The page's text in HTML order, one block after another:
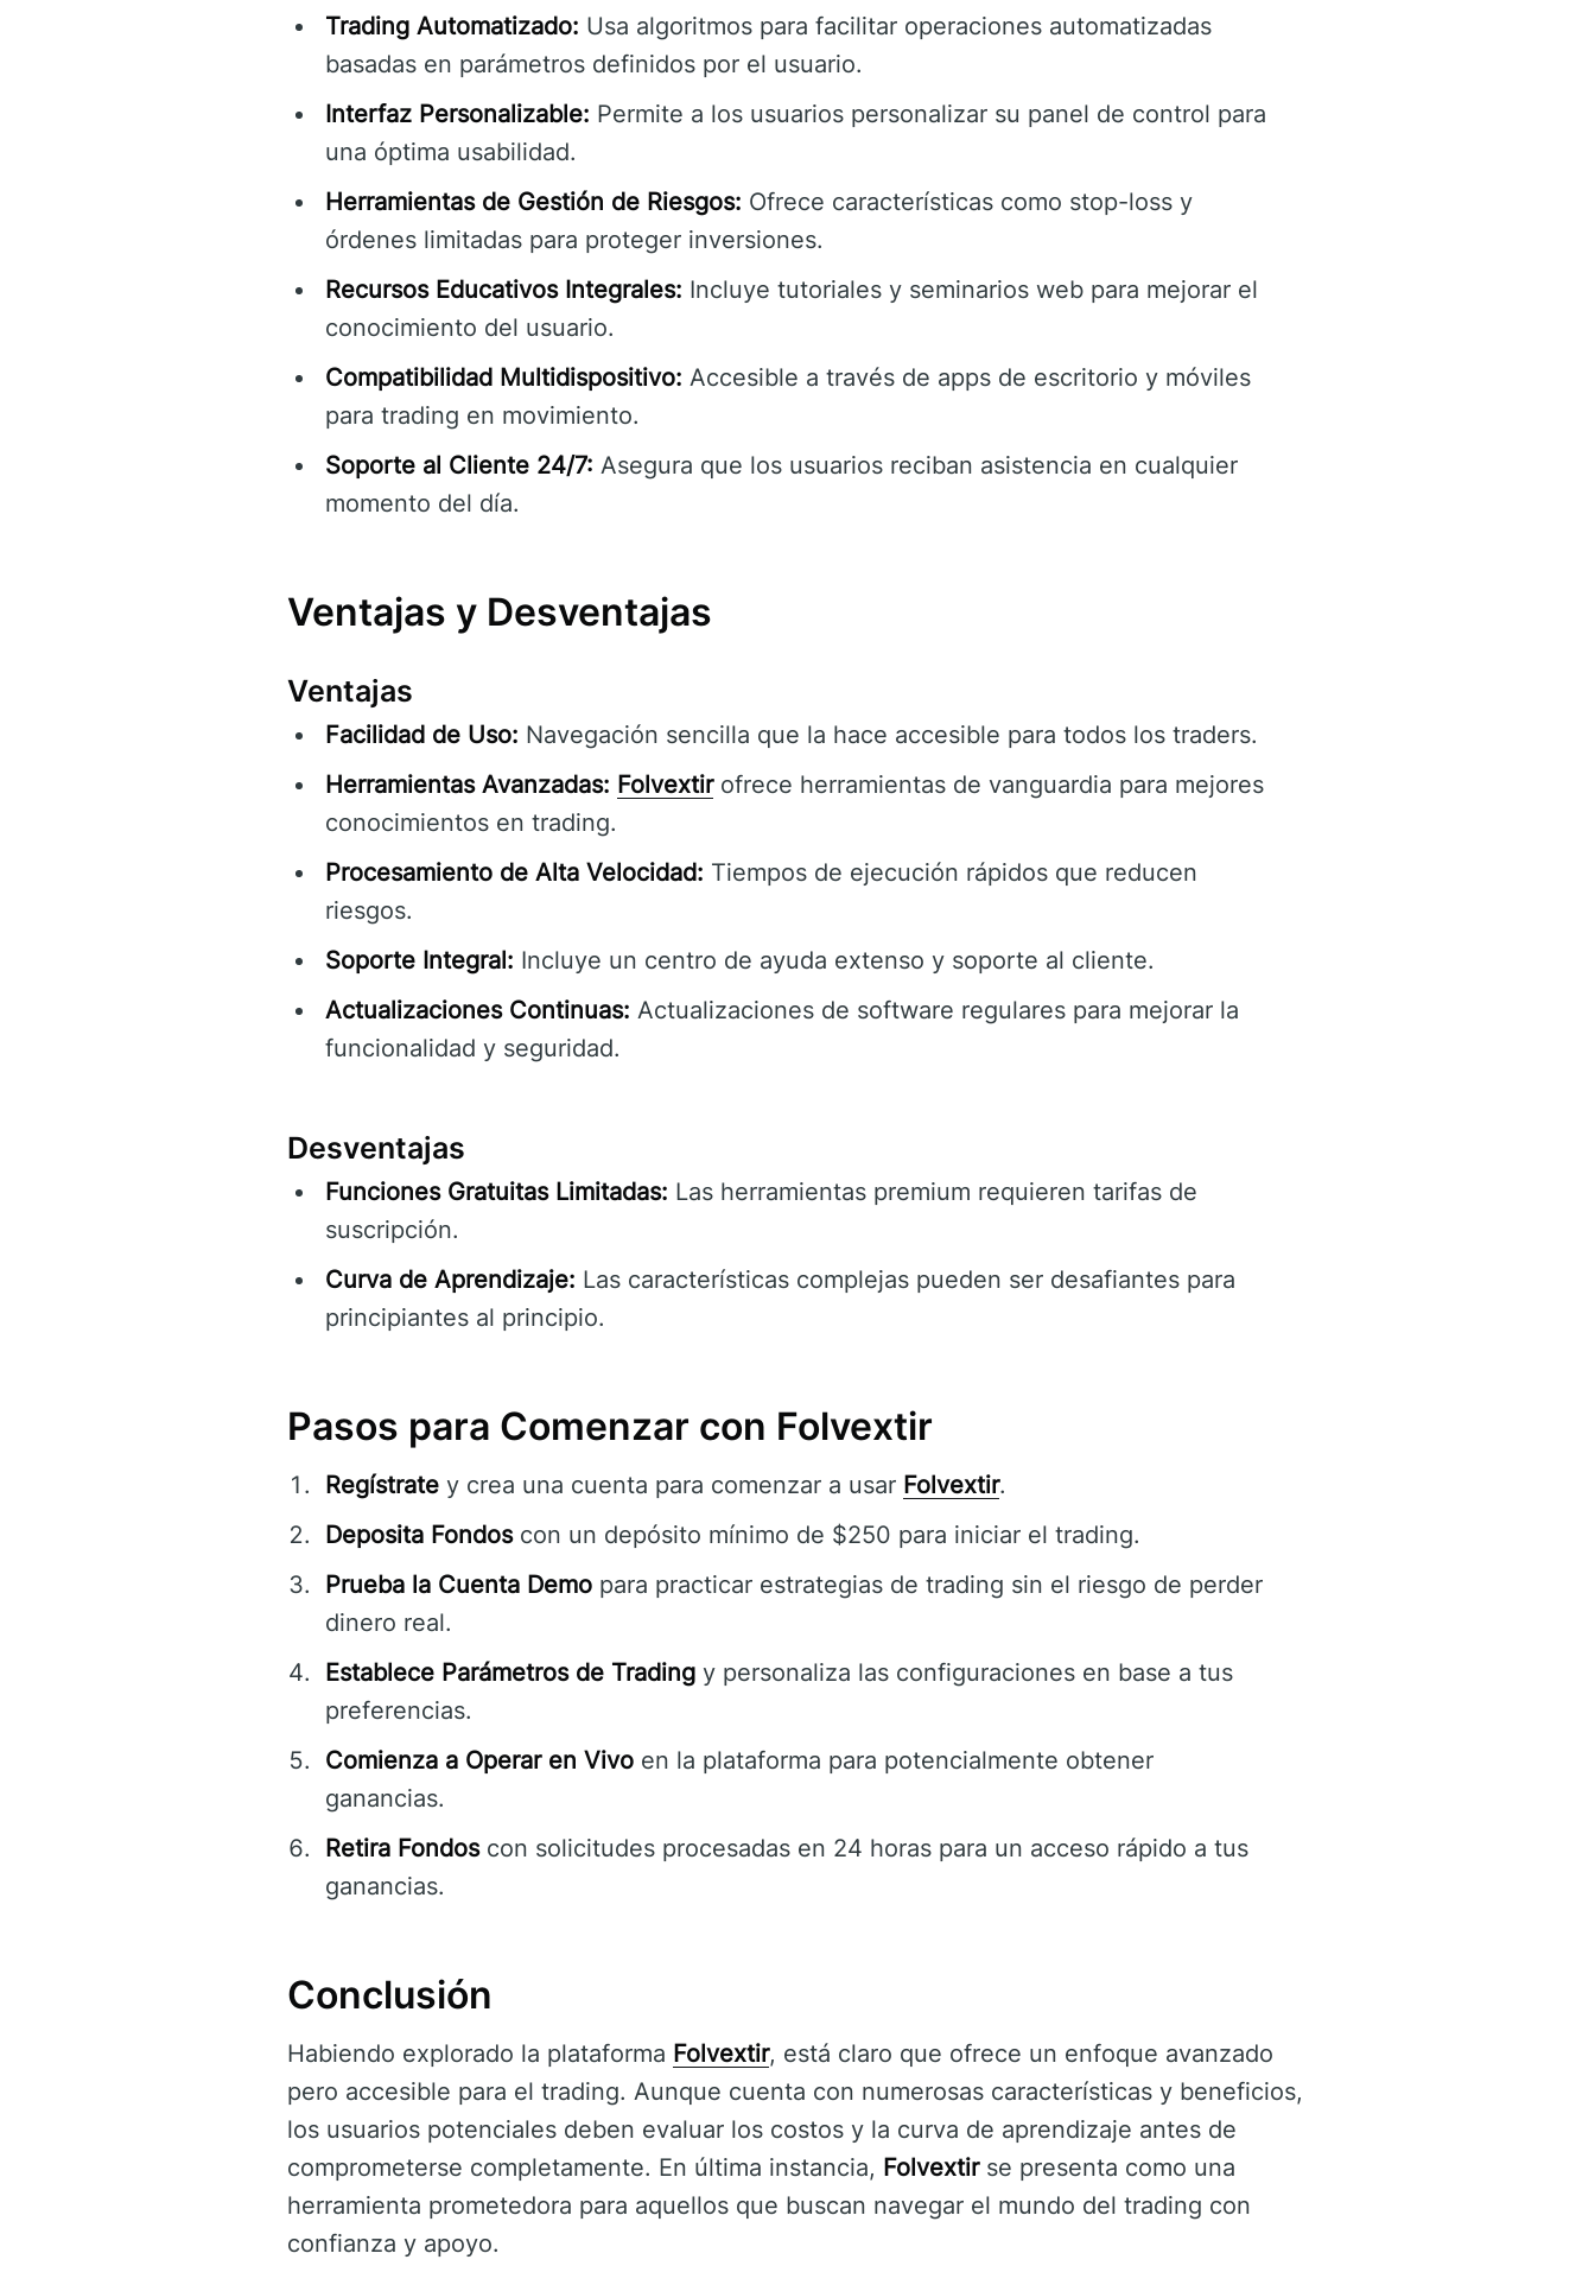
Trading Automatizado: Usa algoritmos para facilitar operaciones automatizadas
basadas en parámetros definidos por el usuario.
Interfaz Personalizable: Permite a los usuarios personalizar su panel de control para
una óptima usabilidad.
Herramientas de Gestión de Riesgos: Ofrece características como stop-loss y
órdenes limitadas para proteger inversiones.
Recursos Educativos Integrales: Incluye tutoriales y seminarios web para mejorar el
conocimiento del usuario.
Compatibilidad Multidispositivo: Accesible a través de apps de escritorio y móviles
para trading en movimiento.
Soporte al Cliente 24/7: Asegura que los usuarios reciban asistencia en cualquier
momento del día.
Ventajas y Desventajas
Ventajas
Facilidad de Uso: Navegación sencilla que la hace accesible para todos los traders.
Herramientas Avanzadas: Folvextirofrece herramientas de vanguardia para mejores
conocimientos en trading.
Procesamiento de Alta Velocidad: Tiempos de ejecución rápidos que reducen
riesgos.
Soporte Integral: Incluye un centro de ayuda extenso y soporte al cliente.
Actualizaciones Continuas: Actualizaciones de software regulares para mejorar la
funcionalidad y seguridad.
Desventajas
Funciones Gratuitas Limitadas: Las herramientas premium requieren tarifas de
suscripción.
Curva de Aprendizaje: Las características complejas pueden ser desafiantes para
principiantes al principio.
Pasos para Comenzar con Folvextir
Regístrate y crea una cuenta para comenzar a usar Folvextir.
Deposita Fondoscon un depósito mínimo de $250 para iniciar el trading.
Prueba la Cuenta Demo para practicar estrategias de trading sin el riesgo de perder
dinero real.
Establece Parámetros de Trading y personaliza las configuraciones en base a tus
preferencias.
Comienza a Operar en Vivo en la plataforma para potencialmente obtener
ganancias.
Retira Fondoscon solicitudes procesadas en 24 horas para un acceso rápido a tus
ganancias.
Conclusión
Habiendo explorado la plataforma Folvextir, está claro que ofrece un enfoque avanzado
pero accesible para el trading. Aunque cuenta con numerosas características y beneficios,
los usuarios potenciales deben evaluar los costos y la curva de aprendizaje antes de
comprometerse completamente. En última instancia, Folvextirse presenta como una
herramienta prometedora para aquellos que buscan navegar el mundo del trading con
confianza y apoyo.